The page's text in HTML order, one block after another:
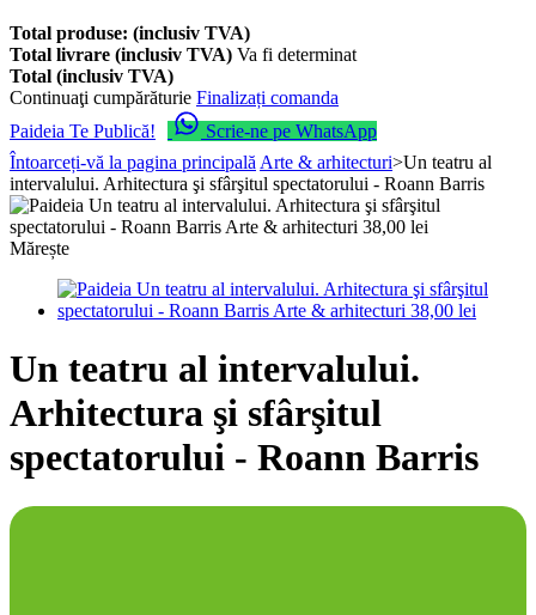
Total produse: (inclusiv TVA)
Total livrare (inclusiv TVA) Va fi determinat
Total (inclusiv TVA)
Continuaţi cumpărăturie Finalizați comanda
Paideia Te Publică!
Scrie-ne pe WhatsApp
Întoarceți-vă la pagina principală Arte & arhitecturi>Un teatru al
intervalului. Arhitectura şi sfârşitul spectatorului - Roann Barris
Mărește
Un teatru al intervalului.
Arhitectura şi sfârşitul
spectatorului - Roann Barris